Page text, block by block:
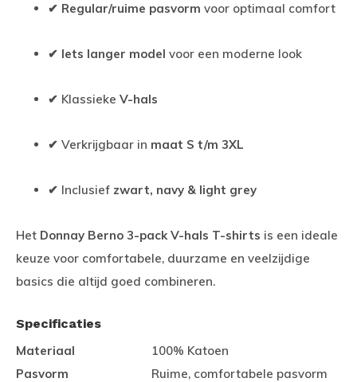
✔ Regular/ruime pasvorm voor optimaal comfort
✔ Iets langer model voor een moderne look
✔ Klassieke V-hals
✔ Verkrijgbaar in maat S t/m 3XL
✔ Inclusief zwart, navy & light grey
Het Donnay Berno 3-pack V-hals T-shirts is een ideale
keuze voor comfortabele, duurzame en veelzijdige
basics die altijd goed combineren.
Specificaties
Materiaal
100% Katoen
Pasvorm
Ruime, comfortabele pasvorm